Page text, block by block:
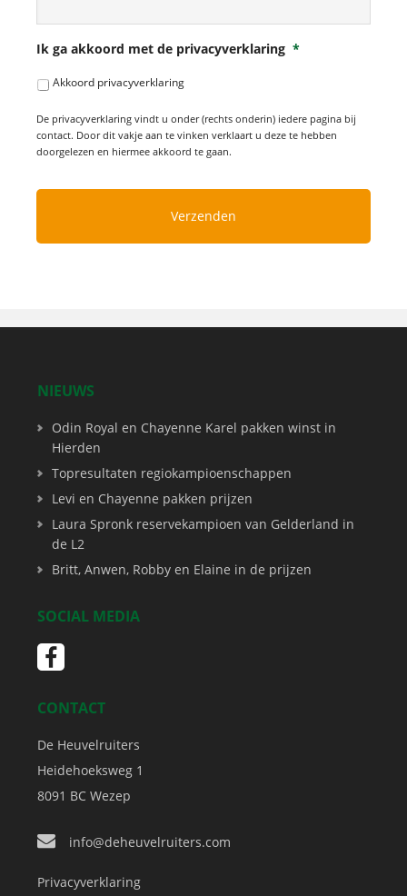
Ik ga akkoord met de privacyverklaring *
Akkoord privacyverklaring
De privacyverklaring vindt u onder (rechts onderin) iedere pagina bij
contact. Door dit vakje aan te vinken verklaart u deze te hebben
doorgelezen en hiermee akkoord te gaan.
NIEUWS
Odin Royal en Chayenne Karel pakken winst in
Hierden
Topresultaten regiokampioenschappen
Levi en Chayenne pakken prijzen
Laura Spronk reservekampioen van Gelderland in
de L2
Britt, Anwen, Robby en Elaine in de prijzen
SOCIAL MEDIA
CONTACT
De Heuvelruiters
Heidehoeksweg 1
8091 BC Wezep
info@deheuvelruiters.com
Privacyverklaring